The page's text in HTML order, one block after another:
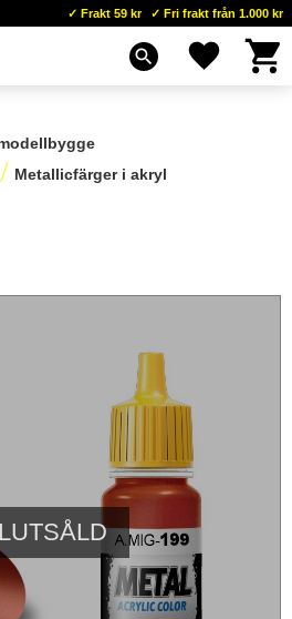
Frakt 59 kr Fri frakt från 1.000 kr
search Favoriter
Metallicfärger i akryl